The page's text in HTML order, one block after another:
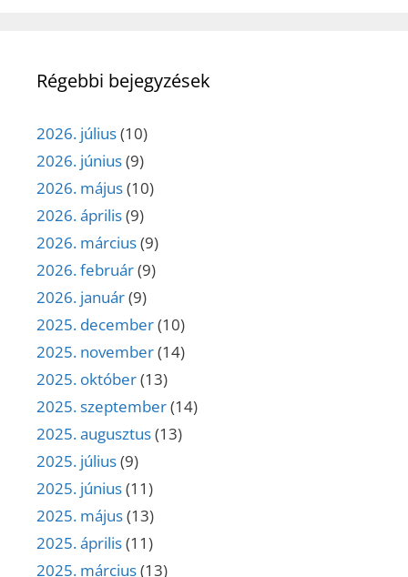
Régebbi bejegyzések
2026. július(10)
2026. június(9)
2026. május(10)
2026. április(9)
2026. március(9)
2026. február(9)
2026. január(9)
2025. december(10)
2025. november(14)
2025. október(13)
2025. szeptember(14)
2025. augusztus(13)
2025. július(9)
2025. június(11)
2025. május(13)
2025. április(11)
2025. március(13)